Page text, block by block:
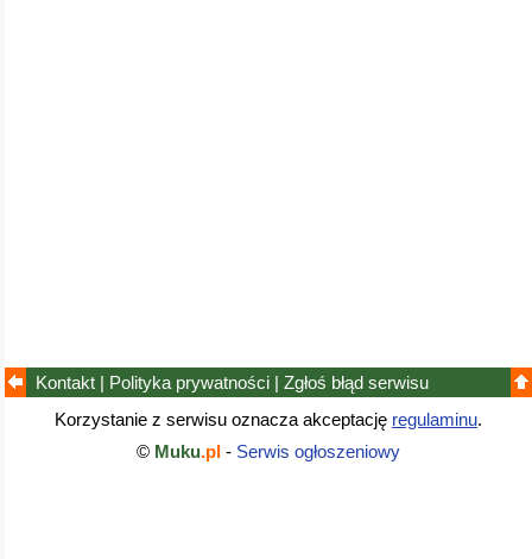
Kontakt | Polityka prywatności | Zgłoś błąd serwisu
Korzystanie z serwisu oznacza akceptację regulaminu.
© Muku.pl - Serwis ogłoszeniowy